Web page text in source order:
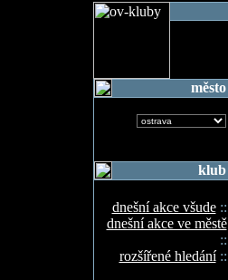
město
klub
dnešní akce všude::
dnešní akce ve městě
::
rozšířené hledání::